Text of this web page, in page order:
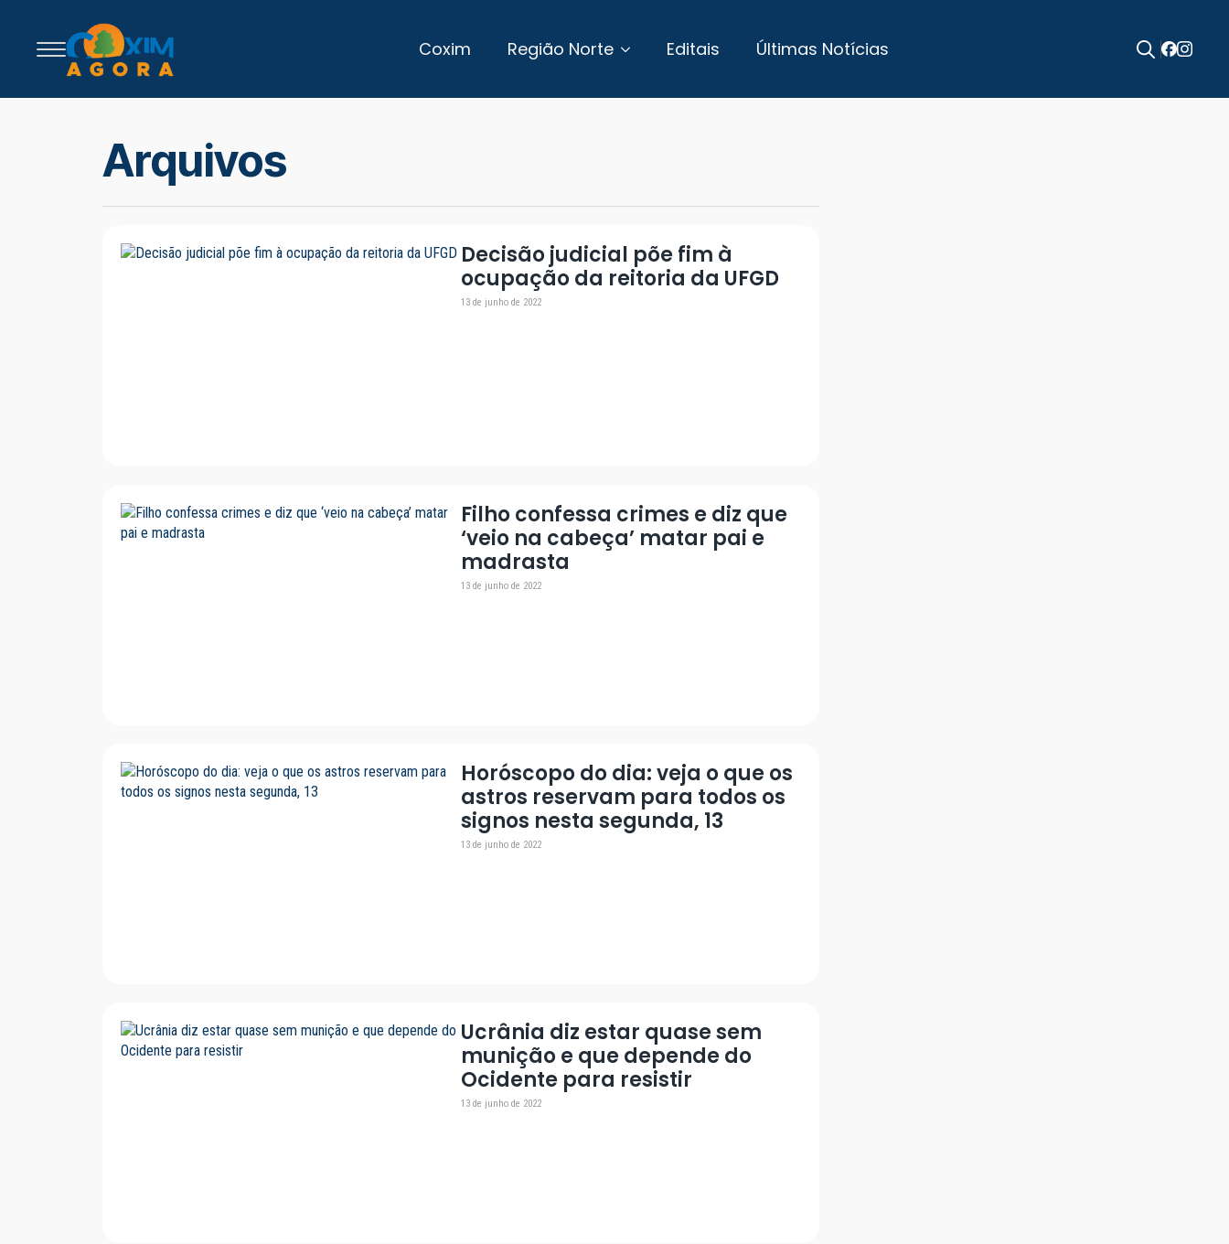
Coxim Região Norte Editais Últimas Notícias
Arquivos
Decisão judicial põe fim à
ocupação da reitoria da UFGD
13 de junho de 2022
Filho confessa crimes e diz que
‘veio na cabeça’ matar pai e
madrasta
13 de junho de 2022
Horóscopo do dia: veja o que os
astros reservam para todos os
signos nesta segunda, 13
13 de junho de 2022
Ucrânia diz estar quase sem
munição e que depende do
Ocidente para resistir
13 de junho de 2022